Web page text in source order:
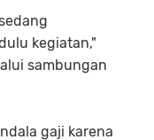
kegiatan,"
sambungan
gaji karena